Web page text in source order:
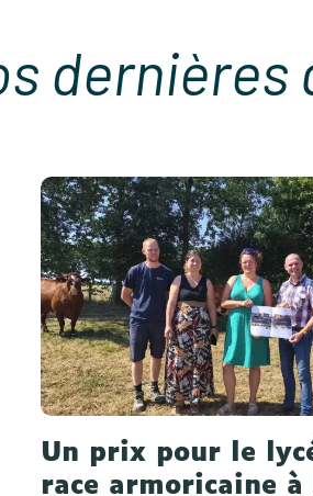
Un prix pour le
race armoricaine